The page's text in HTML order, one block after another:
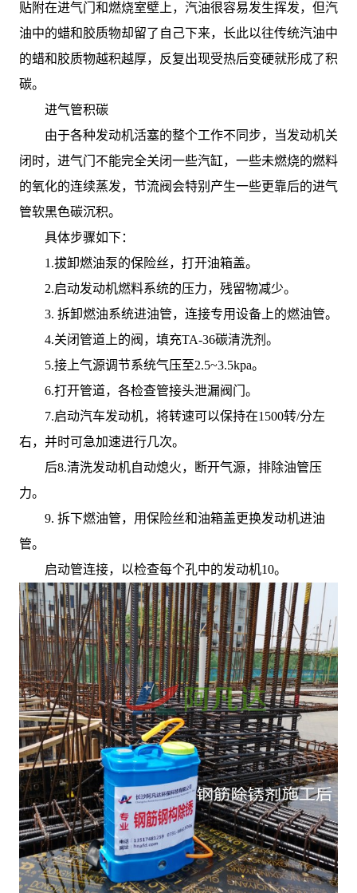
贴附在进气门和燃烧室壁上，汽油很容易发生挥发，但汽
油中的蜡和胶质物却留了自己下来，长此以往传统汽油中
的蜡和胶质物越积越厚，反复出现受热后变硬就形成了积
碳。
进气管积碳
由于各种发动机活塞的整个工作不同步，当发动机关
闭时，进气门不能完全关闭一些汽缸，一些未燃烧的燃料
的氧化的连续蒸发，节流阀会特别产生一些更靠后的进气
管软黑色碳沉积。
具体步骤如下：
1.拔卸燃油泵的保险丝，打开油箱盖。
2.启动发动机燃料系统的压力，残留物减少。
3. 拆卸燃油系统进油管，连接专用设备上的燃油管。
4.关闭管道上的阀，填充TA-36碳清洗剂。
5.接上气源调节系统气压至2.5~3.5kpa。
6.打开管道，各检查管接头泄漏阀门。
7.启动汽车发动机，将转速可以保持在1500转/分左
右，并时可急加速进行几次。
后8.清洗发动机自动熄火，断开气源，排除油管压
力。
9. 拆下燃油管，用保险丝和油箱盖更换发动机进油
管。
启动管连接，以检查每个孔中的发动机10。